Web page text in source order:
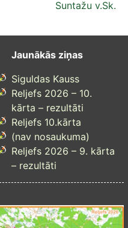
Suntažu v.Sk.
Jaunākās ziņas
Siguldas Kauss
Reljefs 2026 – 10.
kārta – rezultāti
Reljefs 10.kārta
(nav nosaukuma)
Reljefs 2026 – 9. kārta
– rezultāti